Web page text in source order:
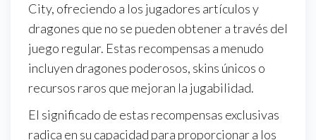
City, ofreciendo a los jugadores artículos y
dragones que no se pueden obtener a través del
juego regular. Estas recompensas a menudo
incluyen dragones poderosos, skins únicos o
recursos raros que mejoran la jugabilidad.
El significado de estas recompensas exclusivas
radica en su capacidad para proporcionar a los